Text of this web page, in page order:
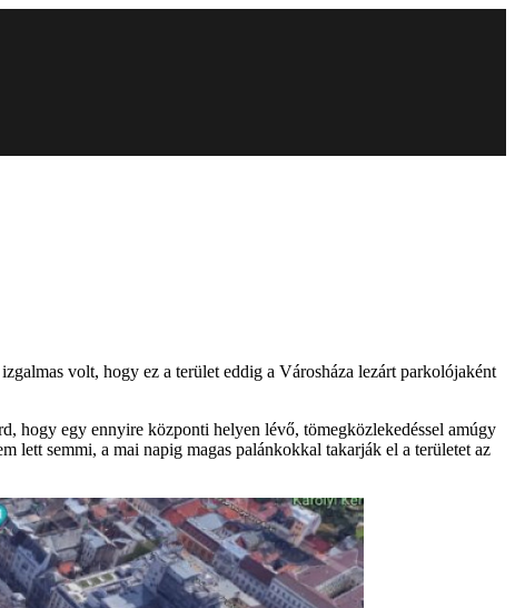
volt, hogy ez a terület eddig a Városháza lezárt parkolójaként
hogy egy ennyire központi helyen lévő, tömegközlekedéssel amúgy
lett semmi, a mai napig magas palánkokkal takarják el a területet az